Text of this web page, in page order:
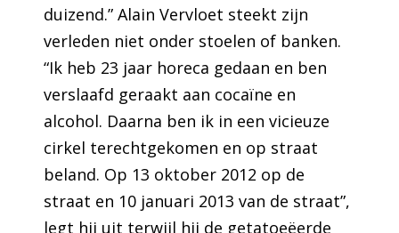
duizend.” Alain Vervloet steekt zijn
verleden niet onder stoelen of banken.
“Ik heb 23 jaar horeca gedaan en ben
verslaafd geraakt aan cocaïne en
alcohol. Daarna ben ik in een vicieuze
cirkel terechtgekomen en op straat
beland. Op 13 oktober 2012 op de
straat en 10 januari 2013 van de straat”,
legt hij uit terwijl hij de getatoeëerde